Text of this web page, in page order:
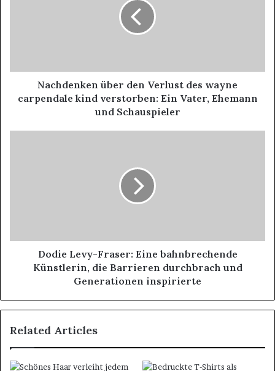
Nachdenken über den Verlust des wayne
carpendale kind verstorben: Ein Vater, Ehemann
und Schauspieler
Dodie Levy-Fraser: Eine bahnbrechende
Künstlerin, die Barrieren durchbrach und
Generationen inspirierte
Related Articles